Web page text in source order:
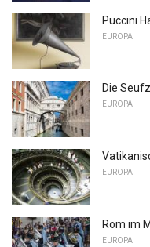
Puccini
EUROPA
Die
EUROPA
EUROPA
Rom im
EUROPA